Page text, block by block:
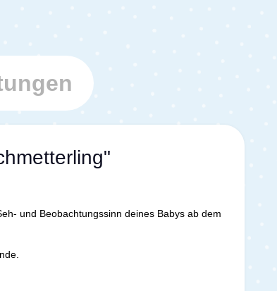
und Beobachtungssinn deines Babys ab dem